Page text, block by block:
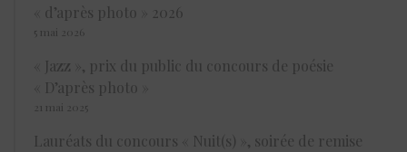
« d’après photo » 2026
5 mai 2026
« Jazz », prix du public du concours de poésie
« D’après photo »
21 mai 2025
Lauréats du concours « Nuit(s) », soirée de remise